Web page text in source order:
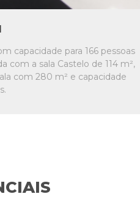
capacidade para 166 pessoas
com a sala Castelo de 114 m²,
com 280 m² e capacidade